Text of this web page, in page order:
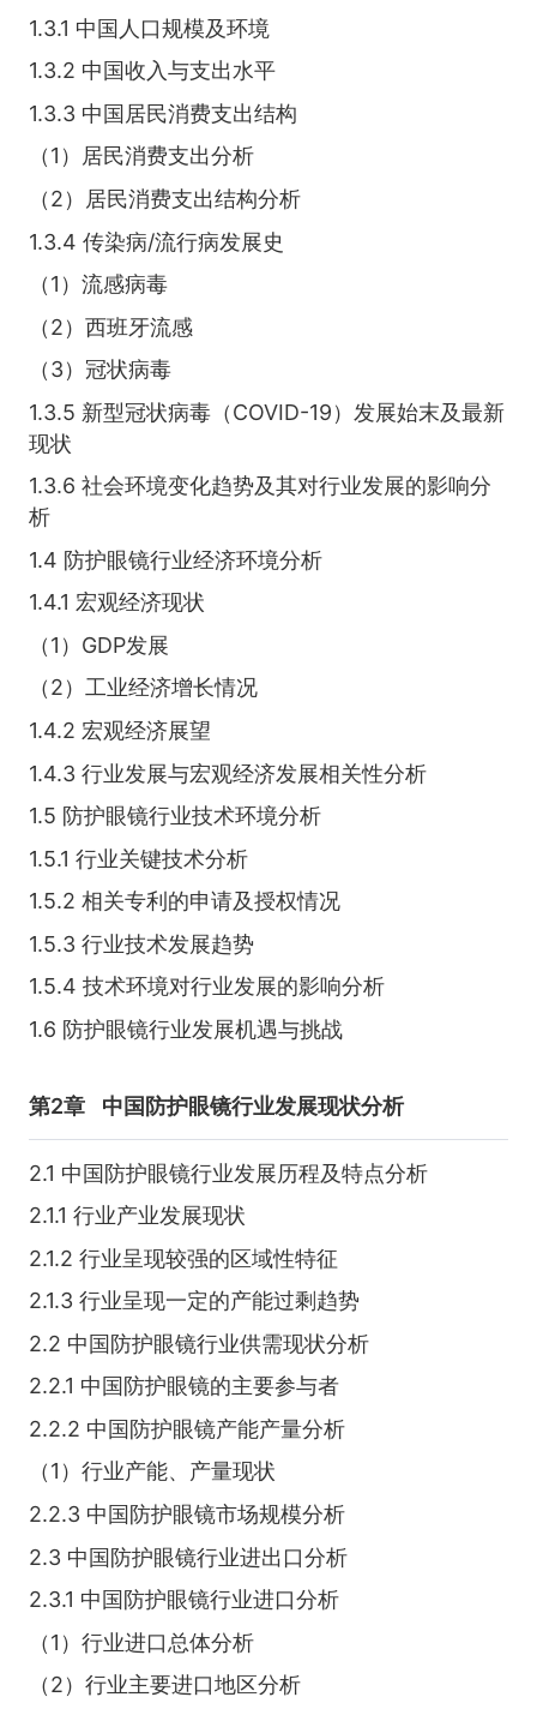
1.3.1 中国人口规模及环境
1.3.2 中国收入与支出水平
1.3.3 中国居民消费支出结构
（1）居民消费支出分析
（2）居民消费支出结构分析
1.3.4 传染病/流行病发展史
（1）流感病毒
（2）西班牙流感
（3）冠状病毒
1.3.5 新型冠状病毒（COVID-19）发展始末及最新
现状
1.3.6 社会环境变化趋势及其对行业发展的影响分
析
1.4 防护眼镜行业经济环境分析
1.4.1 宏观经济现状
（1）GDP发展
（2）工业经济增长情况
1.4.2 宏观经济展望
1.4.3 行业发展与宏观经济发展相关性分析
1.5 防护眼镜行业技术环境分析
1.5.1 行业关键技术分析
1.5.2 相关专利的申请及授权情况
1.5.3 行业技术发展趋势
1.5.4 技术环境对行业发展的影响分析
1.6 防护眼镜行业发展机遇与挑战
第2章 中国防护眼镜行业发展现状分析
2.1 中国防护眼镜行业发展历程及特点分析
2.1.1 行业产业发展现状
2.1.2 行业呈现较强的区域性特征
2.1.3 行业呈现一定的产能过剩趋势
2.2 中国防护眼镜行业供需现状分析
2.2.1 中国防护眼镜的主要参与者
2.2.2 中国防护眼镜产能产量分析
（1）行业产能、产量现状
2.2.3 中国防护眼镜市场规模分析
2.3 中国防护眼镜行业进出口分析
2.3.1 中国防护眼镜行业进口分析
（1）行业进口总体分析
（2）行业主要进口地区分析